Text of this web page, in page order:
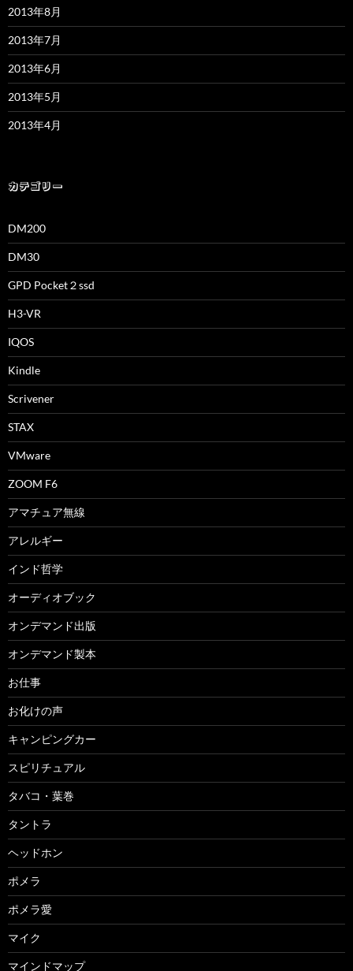
2013年8月
2013年7月
2013年6月
2013年5月
2013年4月
カテゴリー
DM200
DM30
GPD Pocket２ssd
H3-VR
IQOS
Kindle
Scrivener
STAX
VMware
ZOOM F6
アマチュア無線
アレルギー
インド哲学
オーディオブック
オンデマンド出版
オンデマンド製本
お仕事
お化けの声
キャンピングカー
スピリチュアル
タバコ・葉巻
タントラ
ヘッドホン
ポメラ
ポメラ愛
マイク
マインドマップ